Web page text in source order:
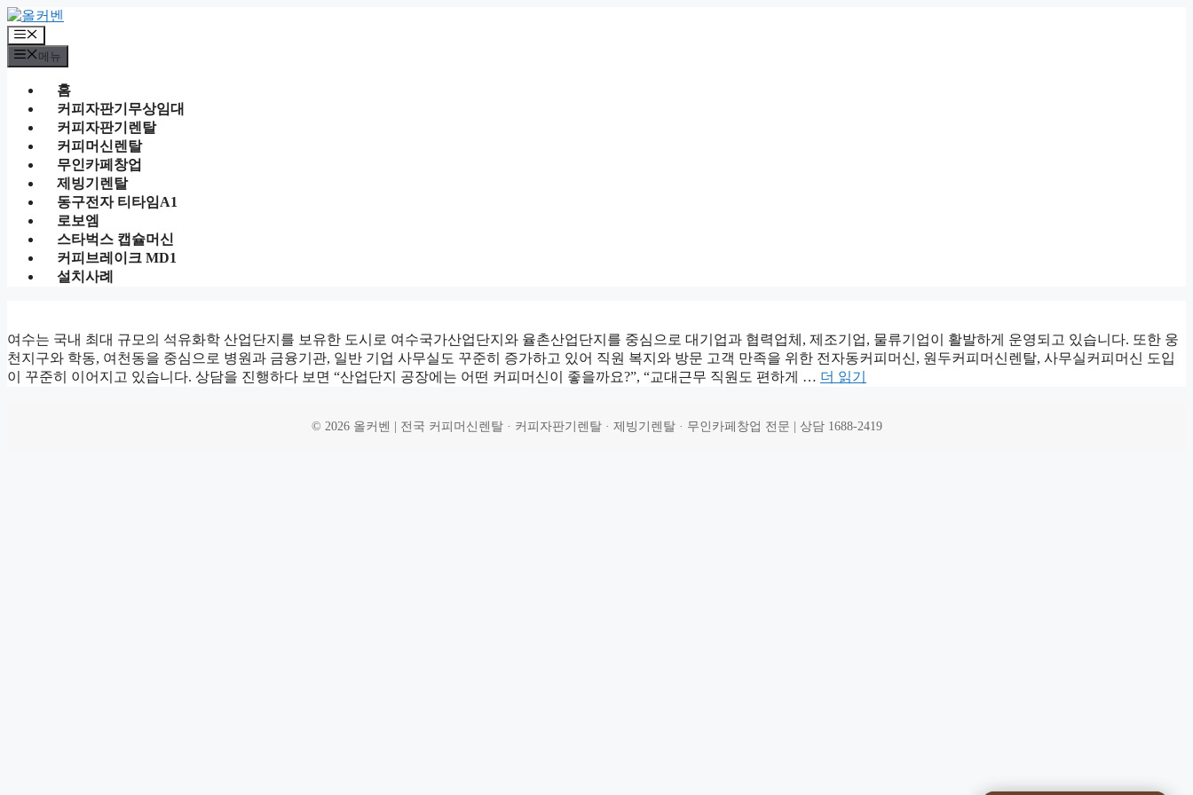
컨
텐
츠
로
메
뉴
메뉴
홈
커피자판기무상임대
커피자판기렌탈
커피머신렌탈
무인카페창업
제빙기렌탈
동구전자 티타임A1
로보엠
스타벅스 캡슐머신
커피브레이크 MD1
설치사례
여수는 국내 최대 규모의 석유화학 산업단지를 보유한 도시로 여수국가산업단지와 율촌산업단지를 중심으로 대기업과 협력업체, 제조기업, 물류기업이 활발하게 운영되고 있습니다. 또한 웅
천지구와 학동, 여천동을 중심으로 병원과 금융기관, 일반 기업 사무실도 꾸준히 증가하고 있어 직원 복지와 방문 고객 만족을 위한 전자동커피머신, 원두커피머신렌탈, 사무실커피머신 도입
이 꾸준히 이어지고 있습니다. 상담을 진행하다 보면 “산업단지 공장에는 어떤 커피머신이 좋을까요?”, “교대근무 직원도 편하게 … 더 읽기
© 2026 올커벤 | 전국 커피머신렌탈 · 커피자판기렌탈 · 제빙기렌탈 · 무인카페창업 전문 | 상담 1688-2419